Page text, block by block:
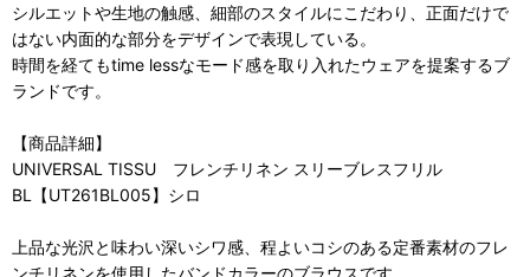
シルエットや生地の触感、細部のスタイルにこだわり、正面だけで
はない内面的な部分をデザインで表現している。
時間を経てもtime lessなモード感を取り入れたウェアを提案するブ
ランドです。
【商品詳細】
UNIVERSAL TISSU フレンチリネン スリーブレスフリル
BL【UT261BL005】シロ
上品な光沢と味わい深いシワ感、程よいコシのある定番素材のフレ